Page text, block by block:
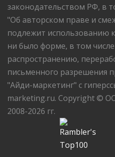
законодательством РФ, в
"Об авторском праве и
подлежит использованию
ни было форме, в том
распространению,
письменного разрешения
"Айди-маркетинг" с
marketing.ru. Copyright ©
2008-2026 гг.